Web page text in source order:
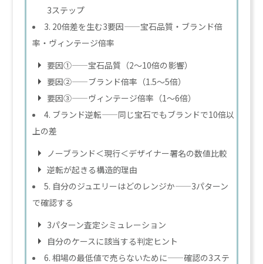
3ステップ
3. 20倍差を生む3要因——宝石品質・ブランド倍
率・ヴィンテージ倍率
要因①——宝石品質（2〜10倍の影響）
要因②——ブランド倍率（1.5〜5倍）
要因③——ヴィンテージ倍率（1〜6倍）
4. ブランド逆転——同じ宝石でもブランドで10倍以
上の差
ノーブランド＜現行＜デザイナー署名の数値比較
逆転が起きる構造的理由
5. 自分のジュエリーはどのレンジか——3パターン
で確認する
3パターン査定シミュレーション
自分のケースに該当する判定ヒント
6. 相場の最低値で売らないために——確認の3ステ